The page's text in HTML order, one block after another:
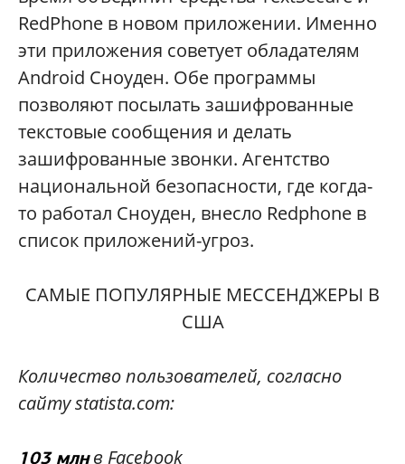
RedPhone в новом приложении. Именно
эти приложения советует обладателям
Android Сноуден. Обе программы
позволяют посылать зашифрованные
текстовые сообщения и делать
зашифрованные звонки. Агентство
национальной безопасности, где когда-
то работал Сноуден, внесло Redphone в
список приложений-угроз.
САМЫЕ ПОПУЛЯРНЫЕ МЕССЕНДЖЕРЫ В
США
Количество пользователей, согласно
сайту statista.com:
103 млнв Facebook